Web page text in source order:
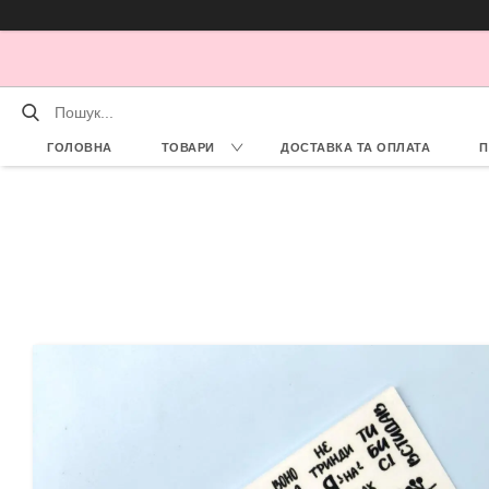
ГОЛОВНА ТОВАРИ ДОСТАВКА ТА ОПЛАТА